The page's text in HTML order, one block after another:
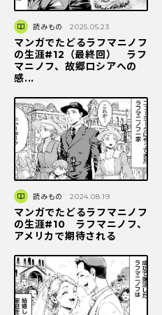
読みもの 2025.05.23
マンガでたどるラフマニノフ
の生涯#12（最終回） ラフ
マニノフ、故郷ロシアへの
感...
読みもの 2024.08.19
マンガでたどるラフマニノフ
の生涯#10 ラフマニノフ、
アメリカで期待される